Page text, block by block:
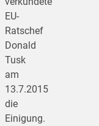
EU-
Ratschef
Donald
Tusk
am
13.7.2015
die
Einigung.